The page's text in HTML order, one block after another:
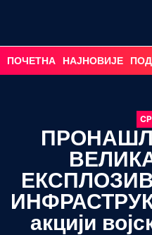
ПОЧЕТНА НАЈНОВИЈЕ
акцији